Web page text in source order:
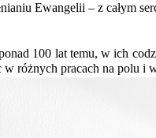
Ewangelii – z całym
100 lat temu, w ich
różnych pracach na polu i